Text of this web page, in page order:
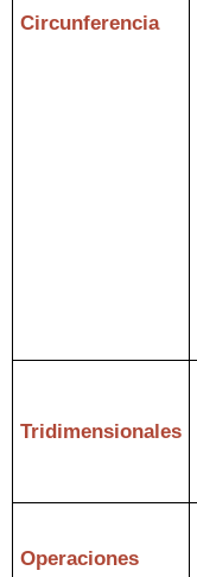
Circunferencia
Tridimensionales
Operaciones